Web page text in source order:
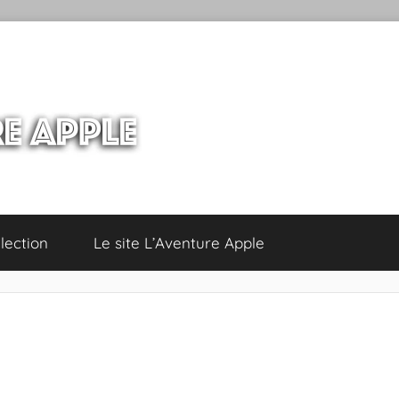
Le site L’Aventure Apple